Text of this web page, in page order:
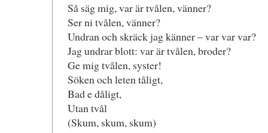
Så säg mig, var är tvålen, vänner?
Ser ni tvålen, vänner?
Undran och skräck jag känner – var var var?
Jag undrar blott: var är tvålen, broder?
Ge mig tvålen, syster!
Söken och leten tåligt,
Bad e dåligt,
Utan tvål
(Skum, skum, skum)